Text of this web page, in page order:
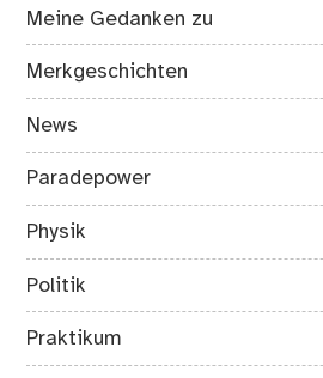
Meine Gedanken zu
Merkgeschichten
News
Paradepower
Physik
Politik
Praktikum